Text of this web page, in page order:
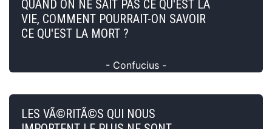
QUAND ON NE SAIT PAS CE QU'EST LA
VIE, COMMENT POURRAIT-ON SAVOIR
CE QU'EST LA MORT ?
- Confucius -
LES VÃ©RITÃ©S QUI NOUS